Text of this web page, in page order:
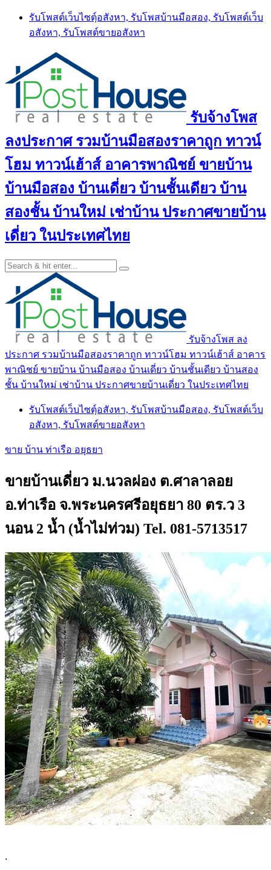
Skip
content
รับโพสต์เว็บไซตฺ์อสังหา, รับโพสบ้านมือสอง, รับโพสต์เว็บ
อสังหา, รับโพสต์ขายอสังหา
รับจ้างโพส
ลงประกาศ รวมบ้านมือสองราคาถูก ทาวน์
โฮม ทาวน์เฮ้าส์ อาคารพาณิชย์ ขายบ้าน
บ้านมือสอง บ้านเดี่ยว บ้านชั้นเดียว บ้าน
สองชั้น บ้านใหม่ เช่าบ้าน ประกาศขายบ้าน
เดี่ยว ในประเทศไทย
รับจ้างโพส ลง
ประกาศ รวมบ้านมือสองราคาถูก ทาวน์โฮม ทาวน์เฮ้าส์ อาคาร
พาณิชย์ ขายบ้าน บ้านมือสอง บ้านเดี่ยว บ้านชั้นเดียว บ้านสอง
ชั้น บ้านใหม่ เช่าบ้าน ประกาศขายบ้านเดี่ยว ในประเทศไทย
รับโพสต์เว็บไซตฺ์อสังหา, รับโพสบ้านมือสอง, รับโพสต์เว็บ
อสังหา, รับโพสต์ขายอสังหา
ขาย บ้าน ท่าเรือ อยุธยา
ขายบ้านเดี่ยว ม.นวลผ่อง ต.ศาลาลอย
อ.ท่าเรือ จ.พระนครศรีอยุธยา 80 ตร.ว 3
นอน 2 น้ำ (น้ำไม่ท่วม) Tel. 081-5713517
.